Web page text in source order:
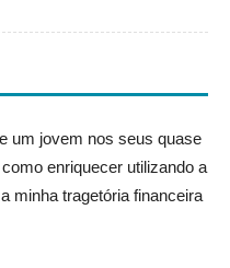
um jovem nos seus quase
enriquecer utilizando a
minha tragetória financeira